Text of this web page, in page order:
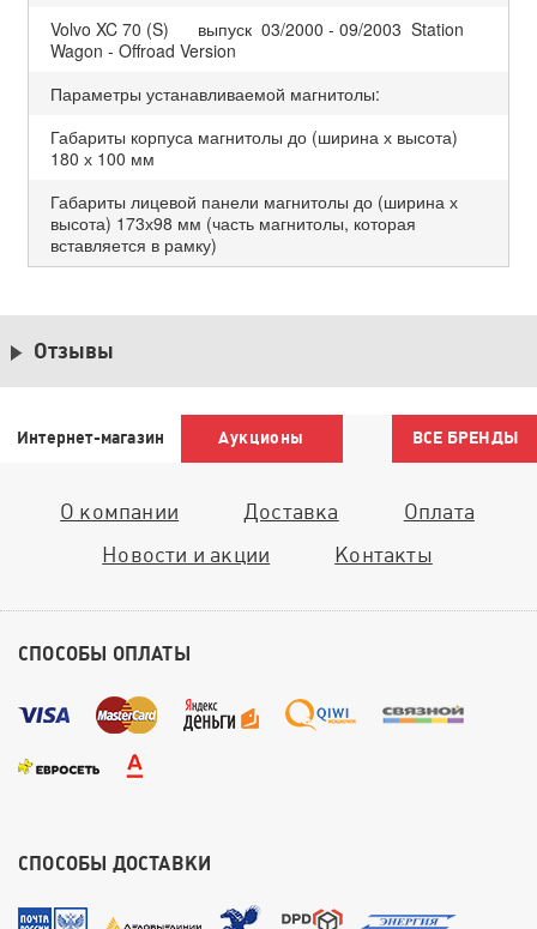
Volvo XC 70 (S) выпуск 03/2000 - 09/2003 Station
Wagon - Offroad Version
Параметры устанавливаемой магнитолы:
Габариты корпуса магнитолы до (ширина х высота)
180 х 100 мм
Габариты лицевой панели магнитолы до (ширина х
высота) 173х98 мм (часть магнитолы, которая
вставляется в рамку)
Отзывы
Интернет-магазин Аукционы ВСЕ БРЕНДЫ
О компании Доставка
Оплата
Новости и акции
Контакты
СПОСОБЫ ОПЛАТЫ
СПОСОБЫ ДОСТАВКИ